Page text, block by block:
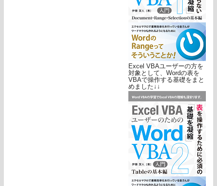
Excel VBAユーザーの方を
対象として、Wordの表を
VBAで操作する基礎をまと
めました↓↓